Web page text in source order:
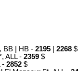
BB | HB - 2195 2268 $
ALL - 2359 $
- 2852 $